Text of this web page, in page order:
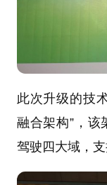
此次升级的技
融合架构”，该
驾驶四大域，支